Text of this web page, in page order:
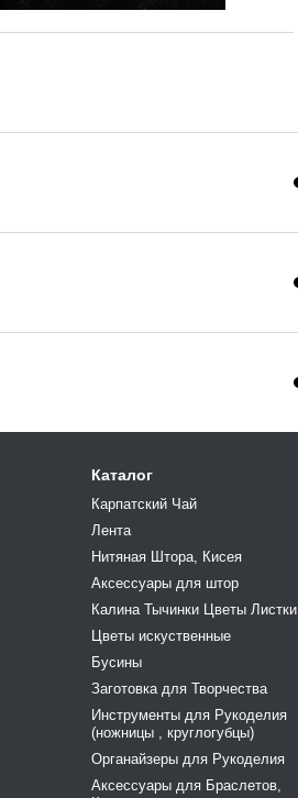
Каталог
Карпатский Чай
Лента
Нитяная Штора, Кисея
Аксессуары для штор
Калина Тычинки Цветы Листки
Цветы искуственные
Бусины
Заготовка для Творчества
Инструменты для Рукоделия
(ножницы , круглогубцы)
Органайзеры для Рукоделия
Аксессуары для Браслетов,